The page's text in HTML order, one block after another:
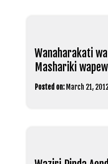
Wanaharakati
Mashariki
Posted on: March 21,